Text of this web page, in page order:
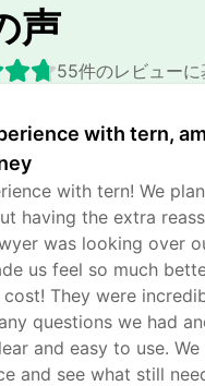
声
55件のレビューに
with tern,
with tern! We
having the extra
was looking over
us feel so much
They were
questions we had
and easy to use.
and see what still